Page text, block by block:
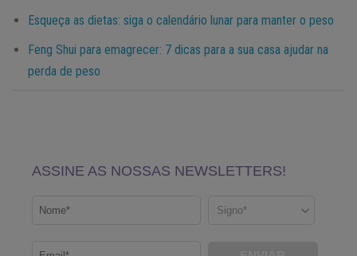
Esqueça as dietas: siga o calendário lunar para manter o peso
Feng Shui para emagrecer: 7 dicas para a sua casa ajudar na
perda de peso